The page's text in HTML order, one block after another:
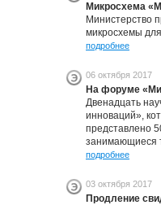
Микросхема
Министерство
микросхемы
подробнее
06 октября 2017
На форуме
Двенадцать
инноваций»,
представлено
занимающиеся
подробнее
03 октября 2017
Продление